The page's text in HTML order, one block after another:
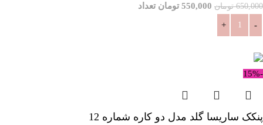
650,000 تومان 550,000 تومان تعداد
-15%
پنکک ساریسا گلد مدل دو کاره شماره 12